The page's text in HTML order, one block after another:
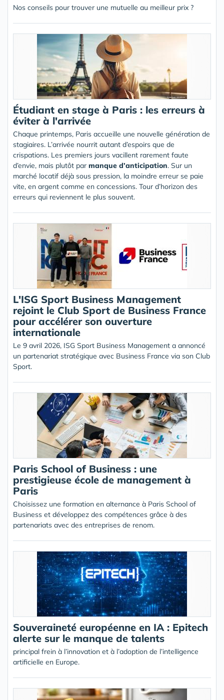
Nos conseils pour trouver une mutuelle au meilleur prix ?
Étudiant en stage à Paris : les erreurs à
éviter à l'arrivée
Chaque printemps, Paris accueille une nouvelle génération de
stagiaires. L’arrivée nourrit autant d’espoirs que de
crispations. Les premiers jours vacillent rarement faute
d’envie, mais plutôt par manque d’anticipation. Sur un
marché locatif déjà sous pression, la moindre erreur se paie
vite, en argent comme en concessions. Tour d’horizon des
erreurs qui reviennent le plus souvent.
L'ISG Sport Business Management
rejoint le Club Sport de Business France
pour accélérer son ouverture
internationale
Le 9 avril 2026, ISG Sport Business Management a annoncé
un partenariat stratégique avec Business France via son Club
Sport.
Paris School of Business : une
prestigieuse école de management à
Paris
Choisissez une formation en alternance à Paris School of
Business et développez des compétences grâce à des
partenariats avec des entreprises de renom.
Souveraineté européenne en IA : Epitech
alerte sur le manque de talents
principal frein à l’innovation et à l’adoption de l’intelligence
artificielle en Europe.